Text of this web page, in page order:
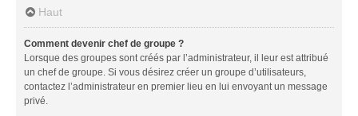
Haut
Comment devenir chef de groupe ?
Lorsque des groupes sont créés par l’administrateur, il leur est attribué
un chef de groupe. Si vous désirez créer un groupe d’utilisateurs,
contactez l’administrateur en premier lieu en lui envoyant un message
privé.